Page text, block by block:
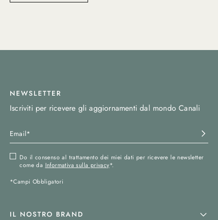
NEWSLETTER
Iscriviti per ricevere gli aggiornamenti dal mondo Canali
Do il consenso al trattamento dei miei dati per ricevere le newsletter
come da Informativa sulla privacy*.
*Campi Obbligatori
IL NOSTRO BRAND